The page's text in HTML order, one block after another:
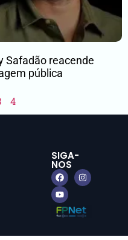
Safadão reacende
pública
4
SIGA-
NOS